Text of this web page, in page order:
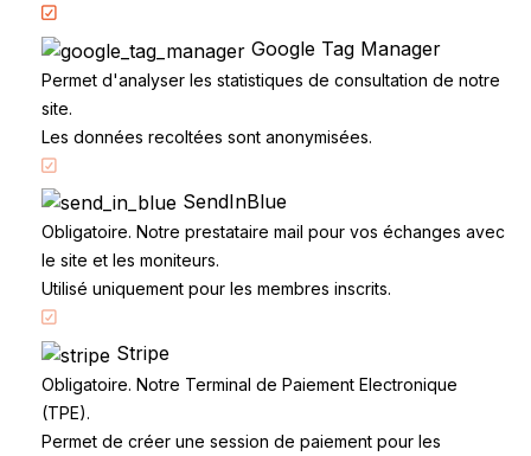
Accueil
Code de la route
Partenaires
CandidatLibre.net
Conditions générales
Contact
Google Tag Manager
Permet d'analyser les statistiques de consultation de notre
site.
Les données recoltées sont anonymisées.
SendInBlue
Obligatoire. Notre prestataire mail pour vos échanges avec
le site et les moniteurs.
Utilisé uniquement pour les membres inscrits.
Stripe
Obligatoire. Notre Terminal de Paiement Electronique
(TPE).
Permet de créer une session de paiement pour les